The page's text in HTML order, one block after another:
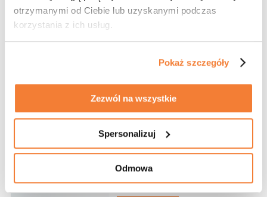
otrzymanymi od Ciebie lub uzyskanymi podczas
korzystania z ich usług.
Pokaż szczegóły
Zezwól na wszystkie
Spersonalizuj
Odmowa
Become our partner
27.07.2026
Our new project
Curtains!